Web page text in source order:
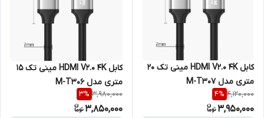
کابل HDMI V2.0 4K مینی تک 20
متری مدل M-T307
4,120,000
4%
3,950,000
کابل HDMI V2.0 4K مینی تک 15
متری مدل M-T306
3,980,000
3%
3,850,000